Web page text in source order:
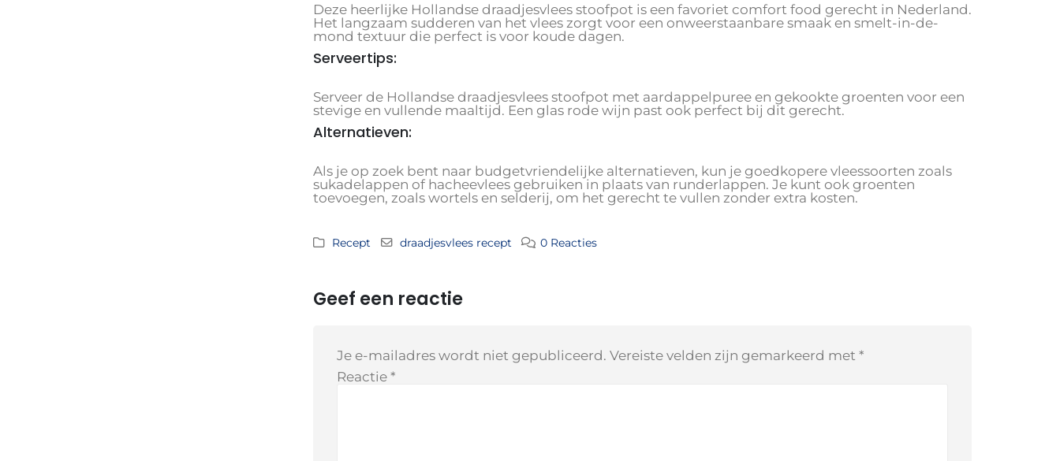
Deze heerlijke Hollandse draadjesvlees stoofpot is een favoriet comfort food gerecht in Nederland.
Het langzaam sudderen van het vlees zorgt voor een onweerstaanbare smaak en smelt-in-de-
mond textuur die perfect is voor koude dagen.
Serveertips:
Serveer de Hollandse draadjesvlees stoofpot met aardappelpuree en gekookte groenten voor een
stevige en vullende maaltijd. Een glas rode wijn past ook perfect bij dit gerecht.
Alternatieven:
Als je op zoek bent naar budgetvriendelijke alternatieven, kun je goedkopere vleessoorten zoals
sukadelappen of hacheevlees gebruiken in plaats van runderlappen. Je kunt ook groenten
toevoegen, zoals wortels en selderij, om het gerecht te vullen zonder extra kosten.
Recept draadjesvlees recept 0 Reacties
Geef een reactie
Je e-mailadres wordt niet gepubliceerd. Vereiste velden zijn gemarkeerd met *
Reactie *